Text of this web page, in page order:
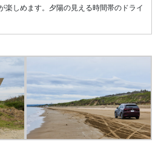
楽しめます。夕陽の見える時間帯のドライ